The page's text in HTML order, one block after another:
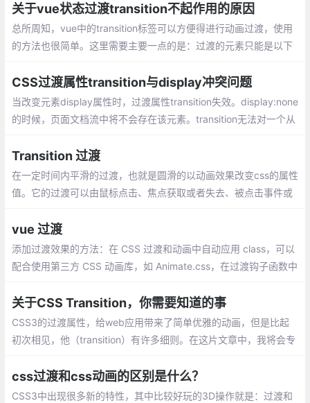
关于vue状态过渡transition不起作用的原因
总所周知，vue中的transition标签可以方便得进行动画过渡，使用
的方法也很简单。这里需要主要一点的是：过渡的元素只能是以下
CSS过渡属性transition与display冲突问题
当改变元素display属性时，过渡属性transition失效。display:none
的时候，页面文档流中将不会存在该元素。transition无法对一个从
Transition 过渡
在一定时间内平滑的过渡，也就是圆滑的以动画效果改变css的属性
值。它的过渡可以由鼠标点击、焦点获取或者失去、被点击事件或
vue 过渡
添加过渡效果的方法：在 CSS 过渡和动画中自动应用 class，可以
配合使用第三方 CSS 动画库，如 Animate.css，在过渡钩子函数中
t 动画库，如 Velocity.js
关于CSS Transition，你需要知道的事
CSS3的过渡属性，给web应用带来了简单优雅的动画，但是比起
初次相见，他（transition）有许多细则。在这片文章中，我将会专
硬件加速和动画函数。
css过渡和css动画的区别是什么？
CSS3中出现很多新的特性，其中比较好玩的3D操作就是：过渡和